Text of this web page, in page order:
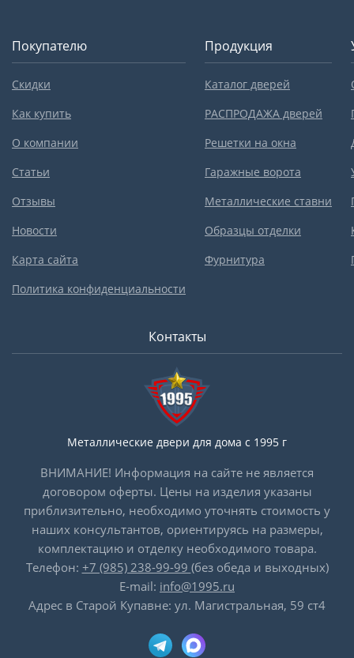
Покупателю
Скидки
Как купить
О компании
Статьи
Отзывы
Новости
Карта сайта
Политика конфиденциальности
Продукция
Каталог дверей
РАСПРОДАЖА дверей
Решетки на окна
Гаражные ворота
Металлические ставни
Образцы отделки
Фурнитура
Контакты
Металлические двери для дома с 1995 г
ВНИМАНИЕ! Информация на сайте не является
договором оферты. Цены на изделия указаны
приблизительно, необходимо уточнять стоимость у
наших консультантов, ориентируясь на размеры,
комплектацию и отделку необходимого товара.
Телефон: +7 (985) 238-99-99 (без обеда и выходных)
E-mail: info@1995.ru
Адрес в Старой Купавне: ул. Магистральная, 59 ст4